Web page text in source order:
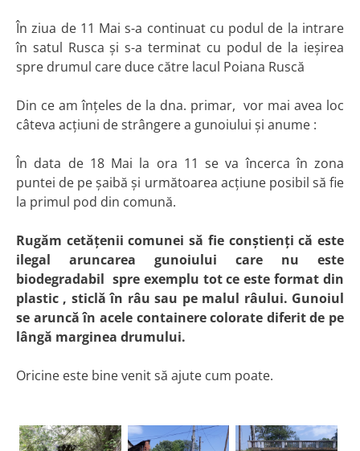
În ziua de 11 Mai s-a continuat cu podul de la intrare
în satul Rusca și s-a terminat cu podul de la ieșirea
spre drumul care duce către lacul Poiana Ruscă
Din ce am înțeles de la dna. primar, vor mai avea loc
câteva acțiuni de strângere a gunoiului și anume :
În data de 18 Mai la ora 11 se va încerca în zona
puntei de pe șaibă și următoarea acțiune posibil să fie
la primul pod din comună.
Rugăm cetățenii comunei să fie conștienți că este
ilegal aruncarea gunoiului care nu este
biodegradabil spre exemplu tot ce este format din
plastic , sticlă în râu sau pe malul râului. Gunoiul
se aruncă în acele containere colorate diferit de pe
lângă marginea drumului.
Oricine este bine venit să ajute cum poate.